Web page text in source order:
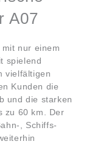
A07
nur einem
spielend
vielfältigen
Kunden die
und die starken
zu 60 km. Der
, Schiffs-